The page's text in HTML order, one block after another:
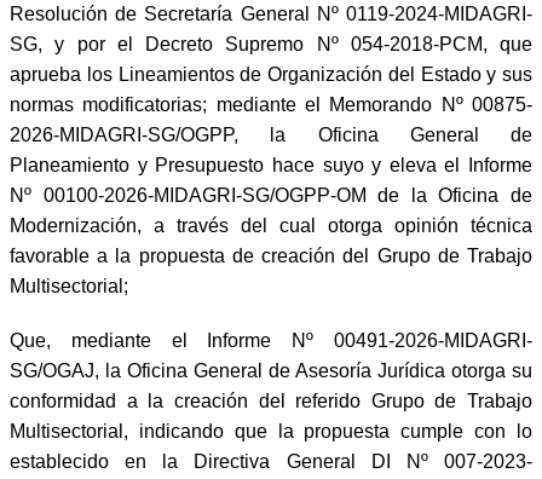
Resolución de Secretaría General Nº 0119-2024-MIDAGRI-
SG, y por el Decreto Supremo Nº 054-2018-PCM, que
aprueba los Lineamientos de Organización del Estado y sus
normas modificatorias; mediante el Memorando Nº 00875-
2026-MIDAGRI-SG/OGPP, la Oficina General de
Planeamiento y Presupuesto hace suyo y eleva el Informe
Nº 00100-2026-MIDAGRI-SG/OGPP-OM de la Oficina de
Modernización, a través del cual otorga opinión técnica
favorable a la propuesta de creación del Grupo de Trabajo
Multisectorial;
Que, mediante el Informe Nº 00491-2026-MIDAGRI-
SG/OGAJ, la Oficina General de Asesoría Jurídica otorga su
conformidad a la creación del referido Grupo de Trabajo
Multisectorial, indicando que la propuesta cumple con lo
establecido en la Directiva General DI Nº 007-2023-